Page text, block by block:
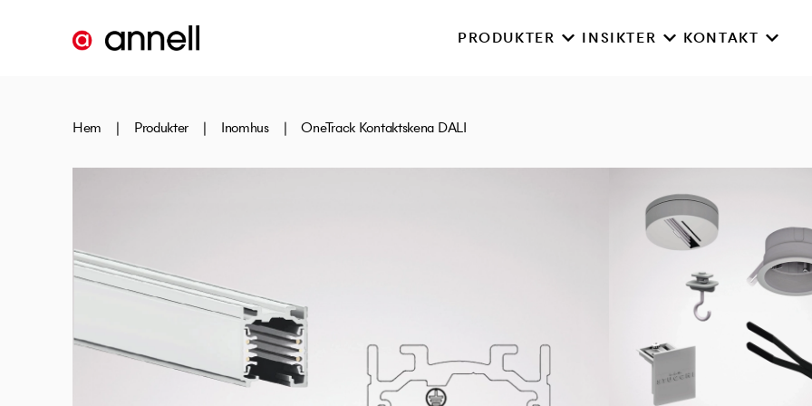
PRODUKTER INSIKTER KONTAKT
Hem | Produkter | Inomhus | OneTrack Kontaktskena DALI